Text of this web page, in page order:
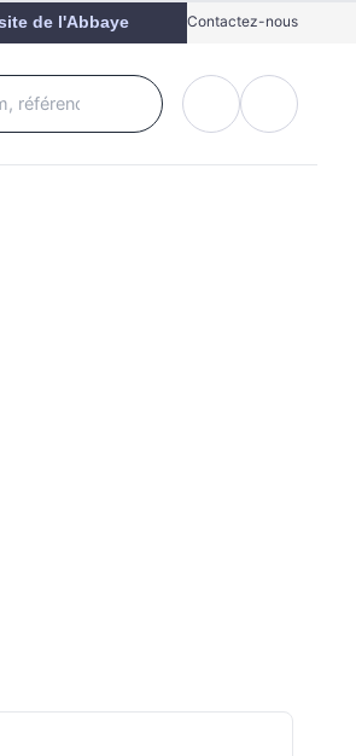
de l'Abbaye Contactez-nous